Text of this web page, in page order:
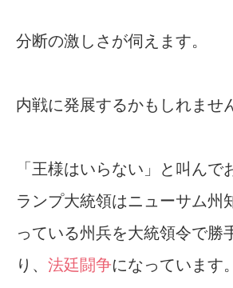
分断の激しさが伺えます。
内戦に発展するかもしれませ
「王様はいらない」と叫んで
ランプ大統領はニューサム州
っている州兵を大統領令で勝
り、 法廷闘争になっています。